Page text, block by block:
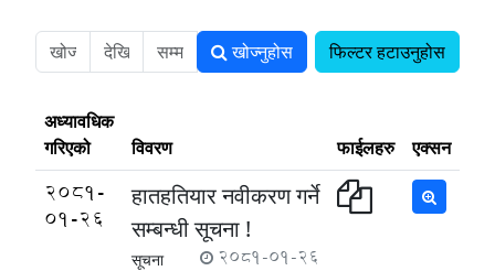
खोज्नुहोस फिल्टर हटाउनुहोस
अध्यावधिक
गरिएको
विवरण फाईलहरु एक्सन
2081-
01-26
हातहतियार नवीकरण गर्ने
सम्बन्धी सूचना !
सूचना 2081-01-26